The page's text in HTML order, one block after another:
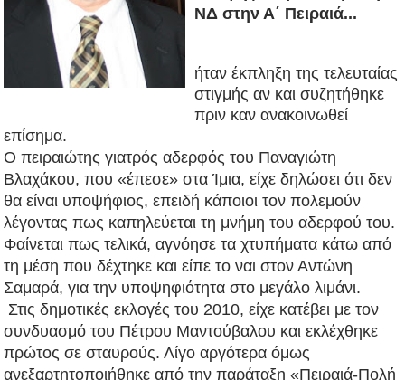
ΝΔ στην Α΄ Πειραιά...
ήταν έκπληξη της τελευταίας
στιγμής αν και συζητήθηκε
πριν καν ανακοινωθεί
επίσημα.
Ο πειραιώτης γιατρόςαδερφός του Παναγιώτη
Βλαχάκου, που «έπεσε» στα Ίμια, είχε δηλώσει ότι δεν
θα είναι υποψήφιος, επειδή κάποιοι τον πολεμούν
λέγοντας πως καπηλεύεται τη μνήμη του αδερφού του.
Φαίνεται πως τελικά, αγνόησε τα χτυπήματα κάτω από
τη μέση που δέχτηκε και είπε το ναι στον Αντώνη
Σαμαρά, για την υποψηφιότητα στο μεγάλο λιμάνι.
Στις δημοτικές εκλογές του 2010,είχε κατέβει με τον
συνδυασμό του Πέτρου Μαντούβαλου και εκλέχθηκε
πρώτος σε σταυρούς. Λίγο αργότερα όμως
ανεξαρτητοποιήθηκε από την παράταξη «Πειραιά-Πολή